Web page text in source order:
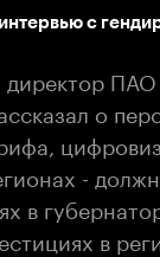
с
ПАО
о
-
в
в